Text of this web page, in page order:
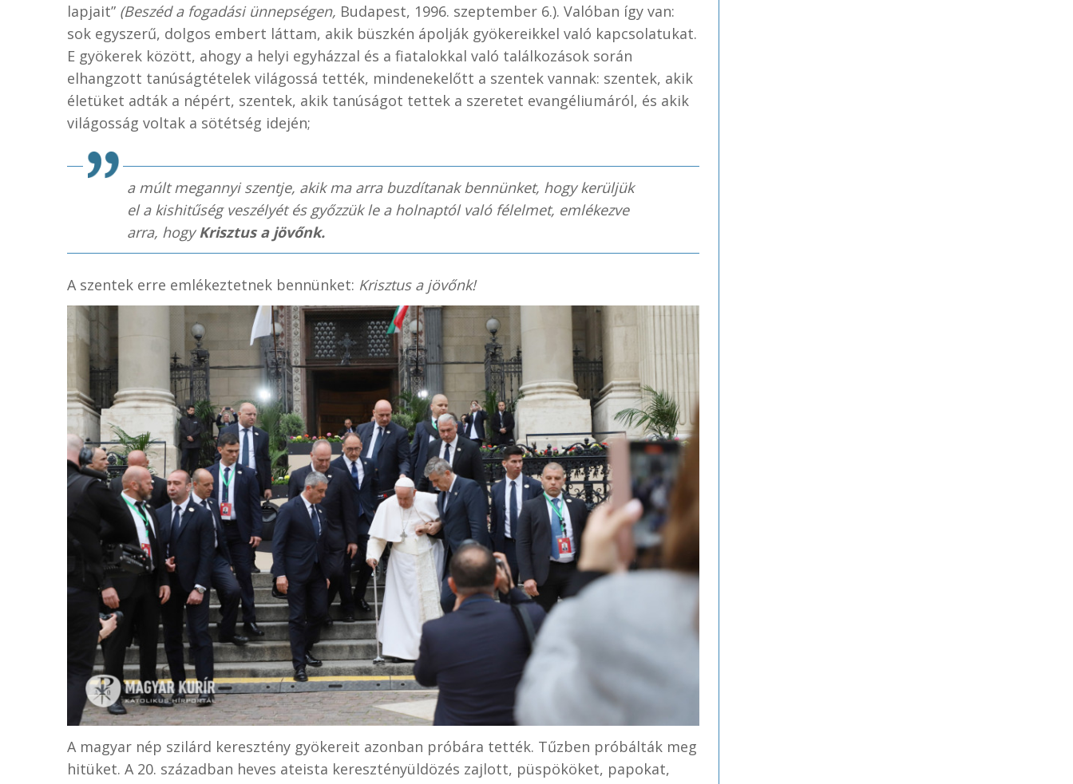
lapjait” (Beszéd a fogadási ünnepségen, Budapest, 1996. szeptember 6.). Valóban így van:
sok egyszerű, dolgos embert láttam, akik büszkén ápolják gyökereikkel való kapcsolatukat.
E gyökerek között, ahogy a helyi egyházzal és a fiatalokkal való találkozások során
elhangzott tanúságtételek világossá tették, mindenekelőtt a szentek vannak: szentek, akik
életüket adták a népért, szentek, akik tanúságot tettek a szeretet evangéliumáról, és akik
világosság voltak a sötétség idején;
a múlt megannyi szentje, akik ma arra buzdítanak bennünket, hogy kerüljük
el a kishitűség veszélyét és győzzük le a holnaptól való félelmet, emlékezve
arra, hogy Krisztus a jövőnk.
A szentek erre emlékeztetnek bennünket: Krisztus a jövőnk!
A magyar nép szilárd keresztény gyökereit azonban próbára tették. Tűzben próbálták meg
hitüket. A 20. században heves ateista keresztényüldözés zajlott, püspököket, papokat,